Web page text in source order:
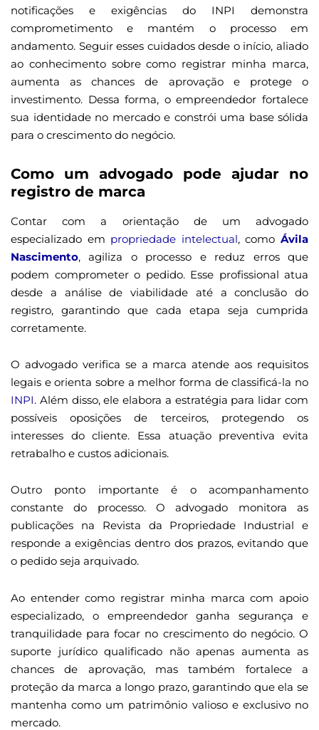
notificações e exigências do INPI demonstra
comprometimento e mantém o processo em
andamento. Seguir esses cuidados desde o início, aliado
ao conhecimento sobre como registrar minha marca,
aumenta as chances de aprovação e protege o
investimento. Dessa forma, o empreendedor fortalece
sua identidade no mercado e constrói uma base sólida
para o crescimento do negócio.
Como um advogado pode ajudar no
registro de marca
Contar com a orientação de um advogado
especializado em propriedade intelectual, comoÁvila
Nascimento, agiliza o processo e reduz erros que
podem comprometer o pedido. Esse profissional atua
desde a análise de viabilidade até a conclusão do
registro, garantindo que cada etapa seja cumprida
corretamente.
O advogado verifica se a marca atende aos requisitos
legais e orienta sobre a melhor forma de classificá-la no
INPI. Além disso, ele elabora a estratégia para lidar com
possíveis oposições de terceiros, protegendo os
interesses do cliente. Essa atuação preventiva evita
retrabalho e custos adicionais.
Outro ponto importante é o acompanhamento
constante do processo. O advogado monitora as
publicações na Revista da Propriedade Industrial e
responde a exigências dentro dos prazos, evitando que
o pedido seja arquivado.
Ao entender como registrar minha marca com apoio
especializado, o empreendedor ganha segurança e
tranquilidade para focar no crescimento do negócio. O
suporte jurídico qualificado não apenas aumenta as
chances de aprovação, mas também fortalece a
proteção da marca a longo prazo, garantindo que ela se
mantenha como um patrimônio valioso e exclusivo no
mercado.